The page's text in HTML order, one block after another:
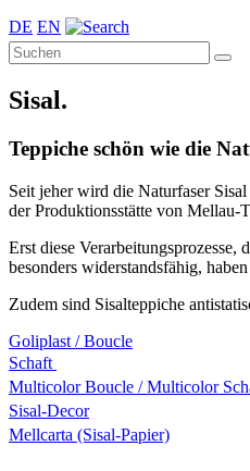
DE EN
Sisal.
Teppiche schön wie die
Seit jeher wird die Naturfaser
der Produktionsstätte von Mellau-
Erst diese
besonders widerstandsfähig,
Zudem sind Sisalteppiche
Goliplast / Boucle
Schaft
Multicolor Boucle / Multicolor
Sisal-Decor
Mellcarta (Sisal-Papier)